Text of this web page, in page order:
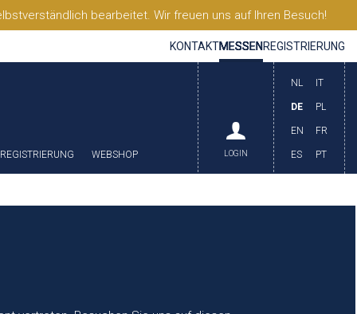
bearbeitet. Wir freuen uns auf Ihren Besuch!
KONTAKTMESSEN REGISTRIERUNG
REGISTRIERUNG WEBSHOP
NL
DE
EN
ES
IT
PL
FR
PT
LOGIN